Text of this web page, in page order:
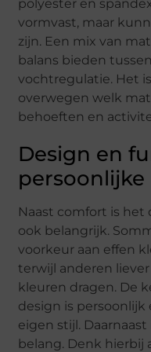
polyester en
vormvast, maar
zijn. Een mix van
balans bieden
vochtregulatie. Het
overwegen welk
behoeften en
Design en
persoonlijke
Naast comfort is het
ook belangrijk.
voorkeur aan effen
terwijl anderen
kleuren dragen. De
design is
eigen stijl.
belang. Denk hierbij